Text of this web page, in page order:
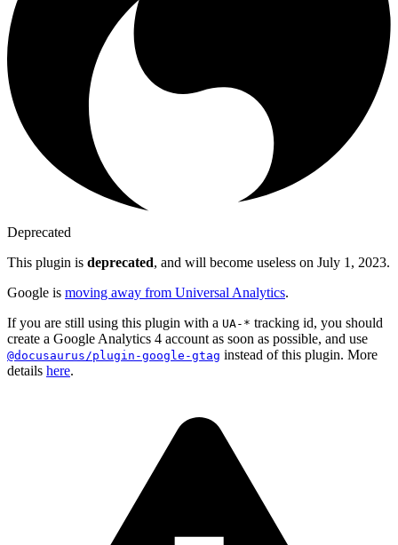
Deprecated
This plugin is deprecated, and will become useless on July 1, 2023.
Google is moving away from Universal Analytics.
If you are still using this plugin with a UA-* tracking id, you should
create a Google Analytics 4 account as soon as possible, and use
@docusaurus/plugin-google-gtag instead of this plugin. More
details here.